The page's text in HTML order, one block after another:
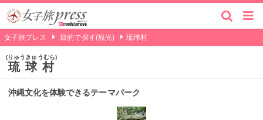
女子旅プレス 目的で探す(観光) 琉球村
琉球村
りゅうきゅうむら
沖縄文化を体験できるテーマパーク